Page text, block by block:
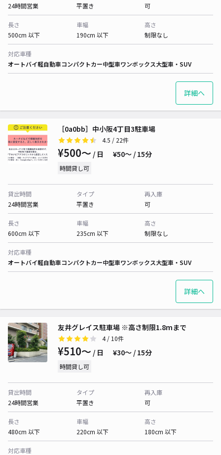
24時間営業
平置き
可
長さ
500cm 以下
車幅
190cm 以下
高さ
制限なし
対応車種
オートバイ軽自動車コンパクトカー中型車ワンボックス大型車・SUV
詳細へ
［0a0bb］中小阪4丁目3駐車場
4.5 / 22件
¥500〜 / 日 ¥50〜 / 15分
時間貸し可
貸出時間
24時間営業
タイプ
平置き
再入庫
可
長さ
600cm 以下
車幅
235cm 以下
高さ
制限なし
対応車種
オートバイ軽自動車コンパクトカー中型車ワンボックス大型車・SUV
詳細へ
友井グレイス駐車場 ※高さ制限1.8mまで
4/ 10件
¥510〜 / 日 ¥30〜 / 15分
時間貸し可
貸出時間
24時間営業
タイプ
平置き
再入庫
可
長さ
480cm 以下
車幅
220cm 以下
高さ
180cm 以下
対応車種